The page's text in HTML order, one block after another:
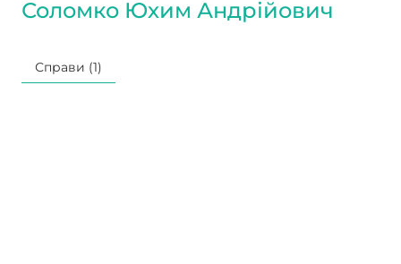
Соломко Юхим Андрійович
Справи (1)